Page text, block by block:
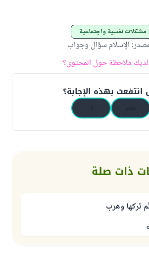
مشكلات نفسية واجتماعية
: الإسلام سؤال وجواب
ملاحظة حول المحتوى؟
بهذه الإجابة؟
ذات صلة
تركها وهرب